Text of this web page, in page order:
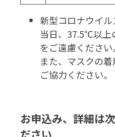
新型コロナウイ
当日、37.5℃以上
をご遠慮ください
また、マスクの
ご協力ください。
お申込み、詳細は